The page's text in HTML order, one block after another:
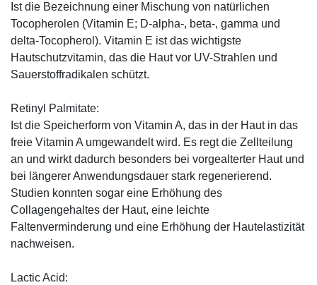
Ist die Bezeichnung einer Mischung von natürlichen
Tocopherolen (Vitamin E; D-alpha-, beta-, gamma und
delta-Tocopherol). Vitamin E ist das wichtigste
Hautschutzvitamin, das die Haut vor UV-Strahlen und
Sauerstoffradikalen schützt.
Retinyl Palmitate:
Ist die Speicherform von Vitamin A, das in der Haut in das
freie Vitamin A umgewandelt wird. Es regt die Zellteilung
an und wirkt dadurch besonders bei vorgealterter Haut und
bei längerer Anwendungsdauer stark regenerierend.
Studien konnten sogar eine Erhöhung des
Collagengehaltes der Haut, eine leichte
Faltenverminderung und eine Erhöhung der Hautelastizität
nachweisen.
Lactic Acid: